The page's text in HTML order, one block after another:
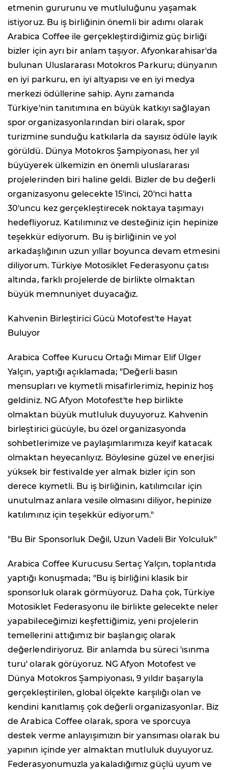
etmenin gururunu ve mutluluğunu yaşamak
istiyoruz. Bu iş birliğinin önemli bir adımı olarak
Arabica Coffee ile gerçekleştirdiğimiz güç birliği
bizler için ayrı bir anlam taşıyor. Afyonkarahisar'da
bulunan Uluslararası Motokros Parkuru; dünyanın
en iyi parkuru, en iyi altyapısı ve en iyi medya
merkezi ödüllerine sahip. Aynı zamanda
Türkiye'nin tanıtımına en büyük katkıyı sağlayan
spor organizasyonlarından biri olarak, spor
turizmine sunduğu katkılarla da sayısız ödüle layık
görüldü. Dünya Motokros Şampiyonası, her yıl
büyüyerek ülkemizin en önemli uluslararası
projelerinden biri haline geldi. Bizler de bu değerli
organizasyonu gelecekte 15'inci, 20'nci hatta
30'uncu kez gerçekleştirecek noktaya taşımayı
hedefliyoruz. Katılımınız ve desteğiniz için hepinize
teşekkür ediyorum. Bu iş birliğinin ve yol
arkadaşlığının uzun yıllar boyunca devam etmesini
diliyorum. Türkiye Motosiklet Federasyonu çatısı
altında, farklı projelerde de birlikte olmaktan
büyük memnuniyet duyacağız.
Kahvenin Birleştirici Gücü Motofest'te Hayat
Buluyor
Arabica Coffee Kurucu Ortağı Mimar Elif Ülger
Yalçın, yaptığı açıklamada; "Değerli basın
mensupları ve kıymetli misafirlerimiz, hepiniz hoş
geldiniz. NG Afyon Motofest'te hep birlikte
olmaktan büyük mutluluk duyuyoruz. Kahvenin
birleştirici gücüyle, bu özel organizasyonda
sohbetlerimize ve paylaşımlarımıza keyif katacak
olmaktan heyecanlıyız. Böylesine güzel ve enerjisi
yüksek bir festivalde yer almak bizler için son
derece kıymetli. Bu iş birliğinin, katılımcılar için
unutulmaz anlara vesile olmasını diliyor, hepinize
katılımınız için teşekkür ediyorum."
"Bu Bir Sponsorluk Değil, Uzun Vadeli Bir Yolculuk"
Arabica Coffee Kurucusu Sertaç Yalçın, toplantıda
yaptığı konuşmada; "Bu iş birliğini klasik bir
sponsorluk olarak görmüyoruz. Daha çok, Türkiye
Motosiklet Federasyonu ile birlikte gelecekte neler
yapabileceğimizi keşfettiğimiz, yeni projelerin
temellerini attığımız bir başlangıç olarak
değerlendiriyoruz. Bir anlamda bu süreci 'ısınma
turu' olarak görüyoruz. NG Afyon Motofest ve
Dünya Motokros Şampiyonası, 9 yıldır başarıyla
gerçekleştirilen, global ölçekte karşılığı olan ve
kendini kanıtlamış çok değerli organizasyonlar. Biz
de Arabica Coffee olarak, spora ve sporcuya
destek verme anlayışımızın bir yansıması olarak bu
yapının içinde yer almaktan mutluluk duyuyoruz.
Federasyonumuzla yakaladığımız güçlü uyum ve